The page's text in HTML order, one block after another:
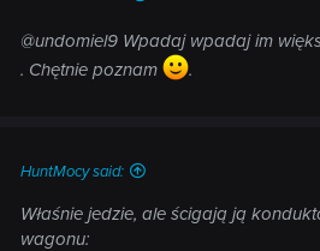
@undomiel9 Wpadaj wpadaj im
. Chętnie poznam
.
HuntMocy said:
Właśnie jedzie, ale ścigają ją
wagonu: